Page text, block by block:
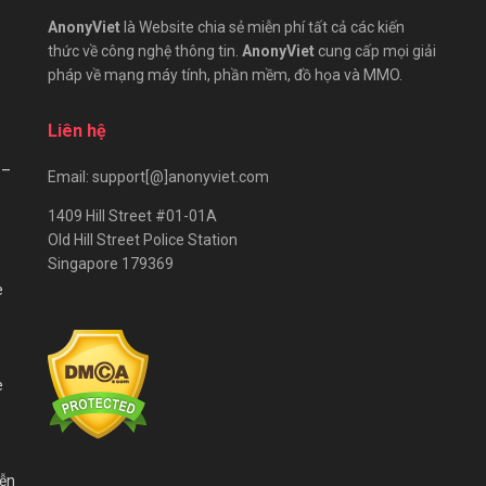
AnonyViet là Website chia sẻ miễn phí tất cả các kiến
thức về công nghệ thông tin. AnonyViet cung cấp mọi giải
pháp về mạng máy tính, phần mềm, đồ họa và MMO.
Liên hệ
Email: support[@]anonyviet.com
1409 Hill Street #01-01A
Old Hill Street Police Station
Singapore 179369